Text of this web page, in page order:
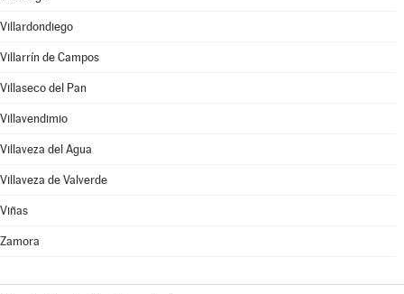
Villardondiego
Villarrín de Campos
Villaseco del Pan
Villavendimio
Villaveza del Agua
Villaveza de Valverde
Viñas
Zamora